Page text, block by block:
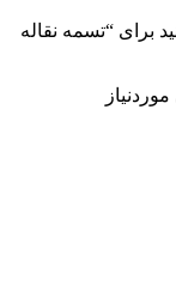
برای “تسمه نقاله